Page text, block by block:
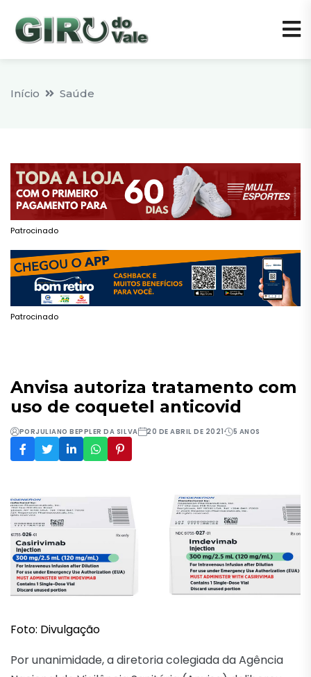
Início Saúde
Patrocinado
Patrocinado
Anvisa autoriza tratamento com
uso de coquetel anticovid
PORJULIANO BEPPLER DA SILVA 20 DE ABRIL DE 2021 5 ANOS
Foto: Divulgação
Por unanimidade, a diretoria colegiada da Agência